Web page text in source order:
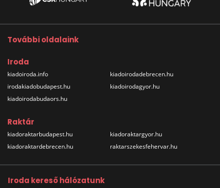
További oldalaink
Iroda
kiadoiroda.info
irodakiadobudapest.hu
kiadoirodabudaors.hu
kiadoirodadebrecen.hu
kiadoirodagyor.hu
Raktár
kiadoraktarbudapest.hu
kiadoraktardebrecen.hu
kiadoraktargyor.hu
raktarszekesfehervar.hu
Iroda kereső hálózatunk